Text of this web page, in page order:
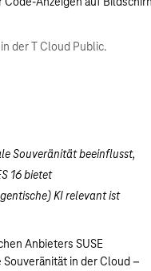
der T Cloud Public.
Souveränität beeinflusst,
16 bietet
KI relevant ist
Anbieters SUSE
in der Cloud –